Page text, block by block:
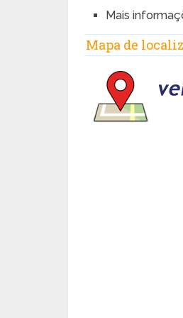
Mais
Mapa de